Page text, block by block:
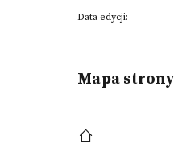
Data edycji:
Mapa strony